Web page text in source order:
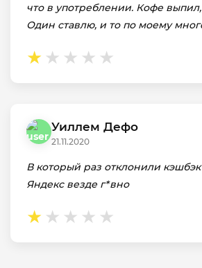
что в употреблении. Кофе выпил,
Один ставлю, и то по моему
Уиллем Дефо
21.11.2020
В который раз отклонили
Яндекс везде г*вно